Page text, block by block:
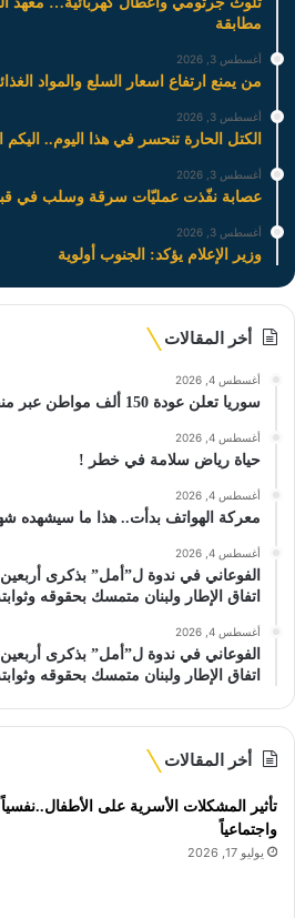
مطابقة
أغسطس 3, 2026
من يمنع ارتفاع اسعار السلع والمواد
أغسطس 3, 2026
الكتل الحارة تنحسر في هذا اليوم.. اليكم
أغسطس 3, 2026
عصابة نفّذت عمليّات سرقة وسلب في
أغسطس 3, 2026
وزير الإعلام يؤكد: الجنوب أولوية
أخر المقالات
أغسطس 4, 2026
سوريا تعلن عودة 150 ألف مواطن عبر منفذ جوسية مع لبنان
أغسطس 4, 2026
حياة رياض سلامة في خطر !
أغسطس 4, 2026
معركة الهواتف بدأت.. هذا ما سيشهده
أغسطس 4, 2026
الفوعاني في ندوة ل”أمل” بذكرى
اتفاق الإطار ولبنان متمسك بحقوقه
أغسطس 4, 2026
الفوعاني في ندوة ل”أمل” بذكرى
اتفاق الإطار ولبنان متمسك بحقوقه
أخر المقالات
تأثير المشكلات الأسرية على الأطفال..نفسياً
واجتماعياً
يوليو 17, 2026